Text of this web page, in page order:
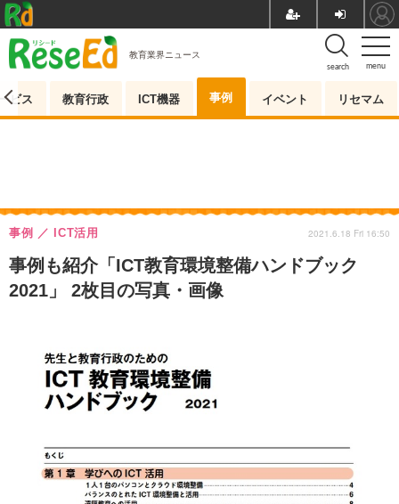
menu
search
教育業界ニュース
ビス 教育行政 ICT機器 事例 イベント リセマム
事例も紹介「ICT教育環境整備ハンドブック
2021」 2枚目の写真・画像
事例 ICT活用 2021.6.18 Fri 16:50